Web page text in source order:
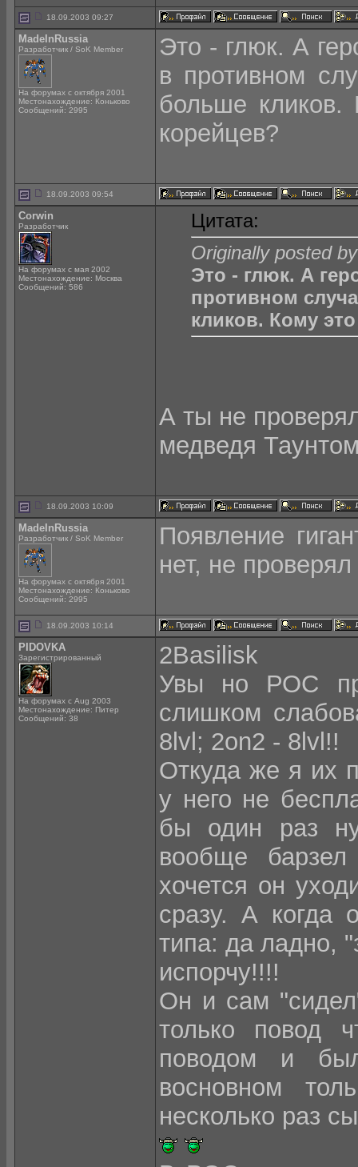
18.09.2003 09:27
MadeInRussia
Разработчик / SoK Member
На форумах с октября 2001
Местонахождение: Коньково
Сообщений: 2995
Это - глюк. А
в противном
больше
корейцев?
18.09.2003 09:54
Corwin
Разработчик
На форумах с мая 2002
Местонахождение: Москва
Сообщений: 586
Цитата:
Originally posted
Это - глюк. А
противном
кликов. Кому
А ты не
медведя
18.09.2003 10:09
MadeInRussia
Разработчик / SoK Member
На форумах с октября 2001
Местонахождение: Коньково
Сообщений: 2995
Появление
нет, не проверял
18.09.2003 10:14
PIDOVKA
Зарегистрированный
На форумах с Aug 2003
Местонахождение: Питер
Сообщений: 38
2Basilisk
Увы но РОС
слишком
8lvl; 2on2 - 8lvl!!
Откуда же я их
у него не
бы один раз
вообще
хочется он
сразу. А когда
типа: да ладно,
испорчу!!!!
Он и сам
только повод
поводом и
восновном
несколько раз